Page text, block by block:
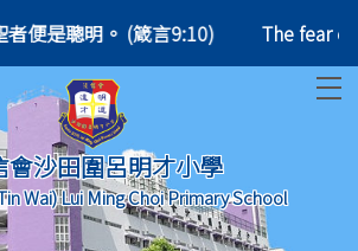
便是聰明。 (箴言9:10) The fear
會沙田圍呂明才小學
Wai) Lui Ming Choi Primary School